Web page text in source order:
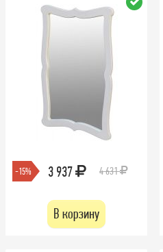
-15% 3 937 4 631
В корзину